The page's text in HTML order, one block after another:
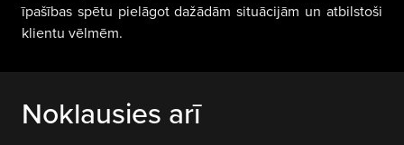
īpašības spētu pielāgot dažādām situācijām un atbilstoši
klientu vēlmēm.
Noklausies arī